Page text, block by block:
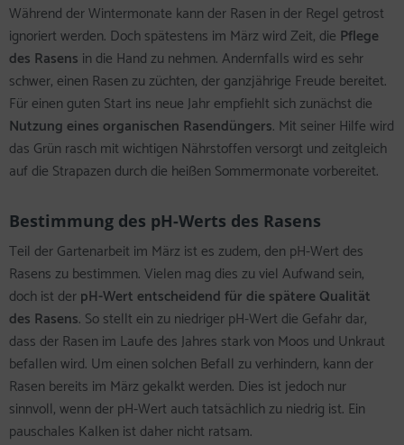
Während der Wintermonate kann der Rasen in der Regel getrost
ignoriert werden. Doch spätestens im März wird Zeit, die Pflege
des Rasens in die Hand zu nehmen. Andernfalls wird es sehr
schwer, einen Rasen zu züchten, der ganzjährige Freude bereitet.
Für einen guten Start ins neue Jahr empfiehlt sich zunächst die
Nutzung eines organischen Rasendüngers. Mit seiner Hilfe wird
das Grün rasch mit wichtigen Nährstoffen versorgt und zeitgleich
auf die Strapazen durch die heißen Sommermonate vorbereitet.
Bestimmung des pH-Werts des Rasens
Teil der Gartenarbeit im März ist es zudem, den pH-Wert des
Rasens zu bestimmen. Vielen mag dies zu viel Aufwand sein,
doch ist derpH-Wert entscheidend für die spätere Qualität
des Rasens. So stellt ein zu niedriger pH-Wert die Gefahr dar,
dass der Rasen im Laufe des Jahres stark von Moos und Unkraut
befallen wird. Um einen solchen Befall zu verhindern, kann der
Rasen bereits im März gekalkt werden. Dies ist jedoch nur
sinnvoll, wenn der pH-Wert auch tatsächlich zu niedrig ist. Ein
pauschales Kalken ist daher nicht ratsam.